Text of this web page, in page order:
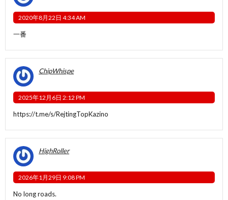
2020年8月22日 4:34 AM
一番
ChipWhispe
2025年12月6日 2:12 PM
https://t.me/s/RejtingTopKazino
HighRoller
2026年1月29日 9:08 PM
No long roads.